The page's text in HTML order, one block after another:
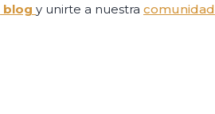
blog y unirte a nuestra comunidad